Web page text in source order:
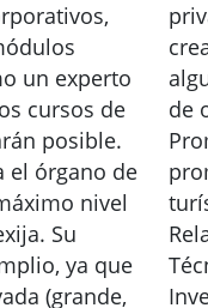
un experto
cursos de
posible.
el órgano de
nivel
Su
ya que
(grande,
de